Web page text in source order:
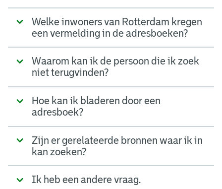
Welke inwoners van Rotterdam kregen
een vermelding in de adresboeken?
Waarom kan ik de persoon die ik zoek
niet terugvinden?
Hoe kan ik bladeren door een
adresboek?
Zijn er gerelateerde bronnen waar ik in
kan zoeken?
Ik heb een andere vraag.